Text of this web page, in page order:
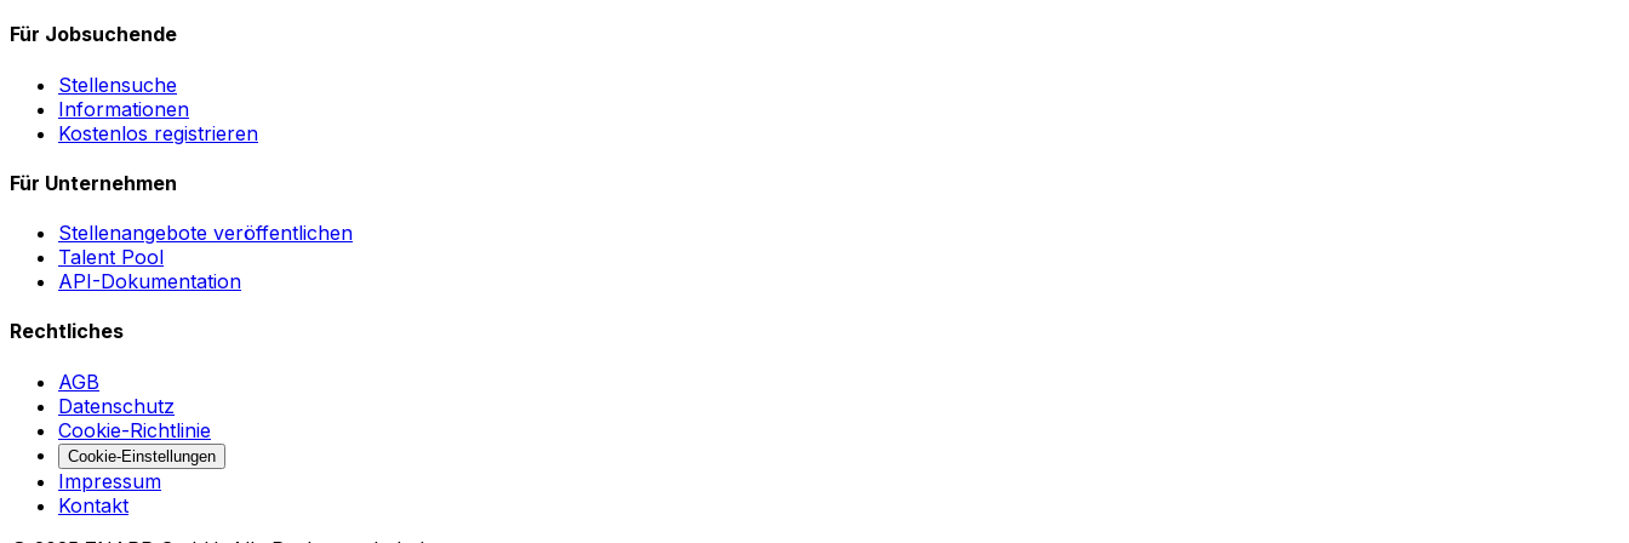
Für Jobsuchende
Stellensuche
Informationen
Kostenlos registrieren
Für Unternehmen
Stellenangebote veröffentlichen
Talent Pool
API-Dokumentation
Rechtliches
AGB
Datenschutz
Cookie-Richtlinie
Cookie-Einstellungen
Impressum
Kontakt